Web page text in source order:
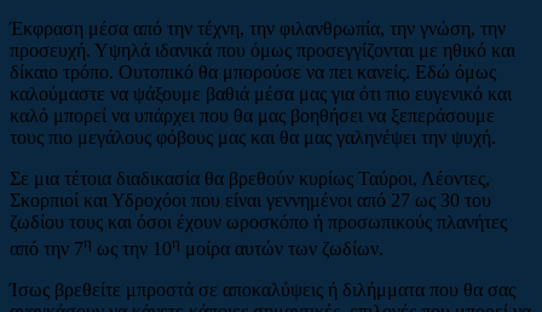
Έκφραση μέσα από την τέχνη, την φιλανθρωπία, την γνώση, την
προσευχή. Υψηλά ιδανικά που όμως προσεγγίζονται με ηθικό και
δίκαιο τρόπο. Ουτοπικό θα μπορούσε να πει κανείς. Εδώ όμως
καλούμαστε να ψάξουμε βαθιά μέσα μας για ότι πιο ευγενικό και
καλό μπορεί να υπάρχει που θα μας βοηθήσει να ξεπεράσουμε
τους πιο μεγάλους φόβους μας και θα μας γαληνέψει την ψυχή.
Σε μια τέτοια διαδικασία θα βρεθούν κυρίως Ταύροι, Λέοντες,
Σκορπιοί και Υδροχόοι που είναι γεννημένοι από 27 ως 30 του
ζωδίου τους και όσοι έχουν ωροσκόπο ή προσωπικούς πλανήτες
από την 7η ως την 10η μοίρα αυτών των ζωδίων.
Ίσως βρεθείτε μπροστά σε αποκαλύψεις ή διλήμματα που θα σας